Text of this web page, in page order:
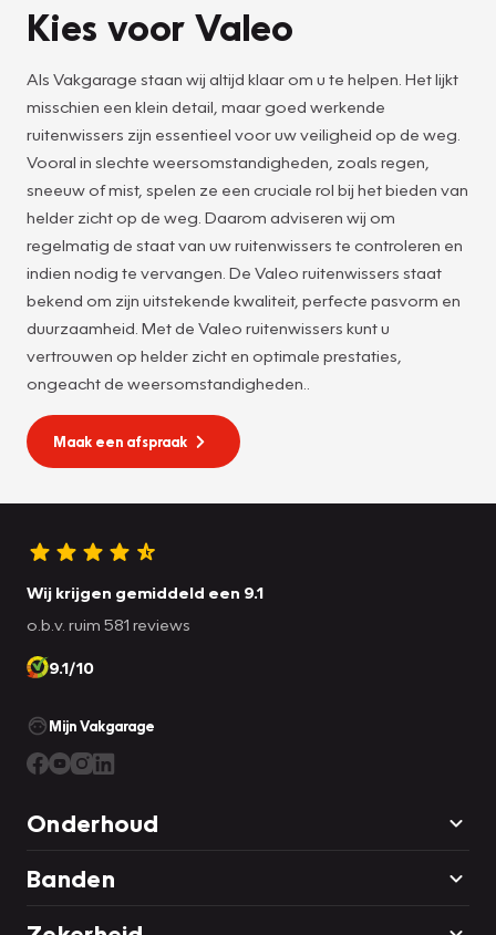
Kies voor Valeo
Als Vakgarage staan wij altijd klaar om u te helpen. Het lijkt
misschien een klein detail, maar goed werkende
ruitenwissers zijn essentieel voor uw veiligheid op de weg.
Vooral in slechte weersomstandigheden, zoals regen,
sneeuw of mist, spelen ze een cruciale rol bij het bieden van
helder zicht op de weg. Daarom adviseren wij om
regelmatig de staat van uw ruitenwissers te controleren en
indien nodig te vervangen. De Valeo ruitenwissers staat
bekend om zijn uitstekende kwaliteit, perfecte pasvorm en
duurzaamheid. Met de Valeo ruitenwissers kunt u
vertrouwen op helder zicht en optimale prestaties,
ongeacht de weersomstandigheden..
Maak een afspraak
Wij krijgen gemiddeld een 9.1
o.b.v. ruim 581 reviews
9.1/10
Mijn Vakgarage
Onderhoud
Banden